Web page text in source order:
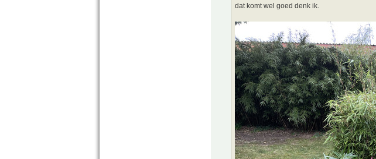
dat komt wel goed denk ik.